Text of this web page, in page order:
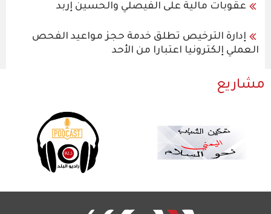
عقوبات مالية على الفيصلي والحسين إربد
إدارة الترخيص تطلق خدمة حجز مواعيد الفحص
العملي إلكترونيا اعتبارا من الأحد
مشاريع